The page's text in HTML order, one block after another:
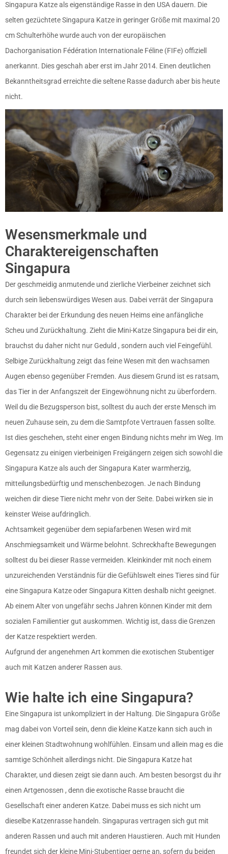
Singapura Katze als eigenständige Rasse in den USA dauern. Die
selten gezüchtete Singapura Katze in geringer Größe mit maximal 20
cm Schulterhöhe wurde auch von der europäischen
Dachorganisation Fédération Internationale Féline (FIFe) offiziell
anerkannt. Dies geschah aber erst im Jahr 2014. Einen deutlichen
Bekanntheitsgrad erreichte die seltene Rasse dadurch aber bis heute
nicht.
Wesensmerkmale und
Charaktereigenschaften
Singapura
Der geschmeidig anmutende und zierliche Vierbeiner zeichnet sich
durch sein liebenswürdiges Wesen aus. Dabei verrät der Singapura
Charakter bei der Erkundung des neuen Heims eine anfängliche
Scheu und Zurückhaltung. Zieht die Mini-Katze Singapura bei dir ein,
brauchst du daher nicht nur Geduld , sondern auch viel Feingefühl.
Selbige Zurückhaltung zeigt das feine Wesen mit den wachsamen
Augen ebenso gegenüber Fremden. Aus diesem Grund ist es ratsam,
das Tier in der Anfangszeit der Eingewöhnung nicht zu überfordern.
Weil du die Bezugsperson bist, solltest du auch der erste Mensch im
neuen Zuhause sein, zu dem die Samtpfote Vertrauen fassen sollte.
Ist dies geschehen, steht einer engen Bindung nichts mehr im Weg. Im
Gegensatz zu einigen vierbeinigen Freigängern zeigen sich sowohl die
Singapura Katze als auch der Singapura Kater warmherzig,
mitteilungsbedürftig und menschenbezogen. Je nach Bindung
weichen dir diese Tiere nicht mehr von der Seite. Dabei wirken sie in
keinster Weise aufdringlich.
Achtsamkeit gegenüber dem sepiafarbenen Wesen wird mit
Anschmiegsamkeit und Wärme belohnt. Schreckhafte Bewegungen
solltest du bei dieser Rasse vermeiden. Kleinkinder mit noch einem
unzureichenden Verständnis für die Gefühlswelt eines Tieres sind für
eine Singapura Katze oder Singapura Kitten deshalb nicht geeignet.
Ab einem Alter von ungefähr sechs Jahren können Kinder mit dem
sozialen Familientier gut auskommen. Wichtig ist, dass die Grenzen
der Katze respektiert werden.
Aufgrund der angenehmen Art kommen die exotischen Stubentiger
auch mit Katzen anderer Rassen aus.
Wie halte ich eine Singapura?
Eine Singapura ist unkompliziert in der Haltung. Die Singapura Größe
mag dabei von Vorteil sein, denn die kleine Katze kann sich auch in
einer kleinen Stadtwohnung wohlfühlen. Einsam und allein mag es die
samtige Schönheit allerdings nicht. Die Singapura Katze hat
Charakter, und diesen zeigt sie dann auch. Am besten besorgst du ihr
einen Artgenossen , denn die exotische Rasse braucht die
Gesellschaft einer anderen Katze. Dabei muss es sich nicht um
dieselbe Katzenrasse handeln. Singapuras vertragen sich gut mit
anderen Rassen und auch mit anderen Haustieren. Auch mit Hunden
freundet sich der kleine Mini-Stubentiger gerne an, sofern du beiden